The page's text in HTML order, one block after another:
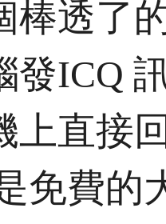
棒透了
發ICQ
上直接
免費的